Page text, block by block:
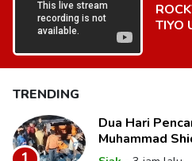
TIYO
TRENDING
Dua Hari
Muhammad
Ditemukan